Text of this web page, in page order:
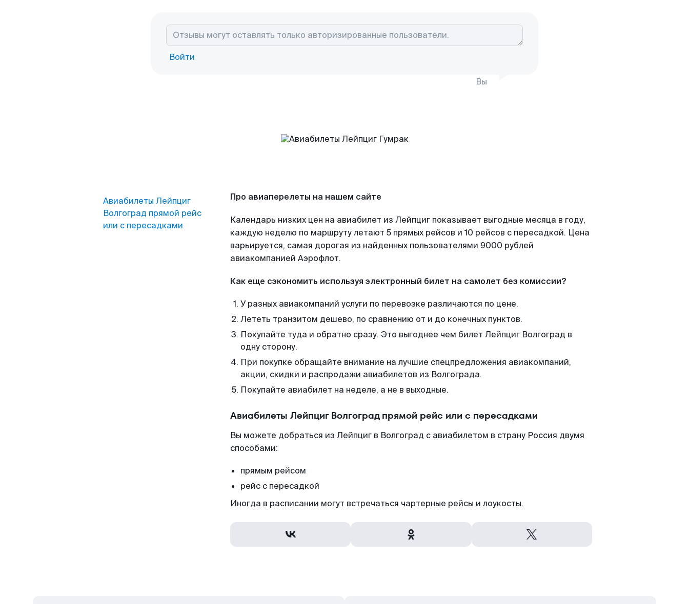
Войти
Вы
Авиабилеты Лейпциг
Волгоград прямой рейс
или с пересадками
Про авиаперелеты на нашем сайте
Календарь низких цен на авиабилет из Лейпциг показывает выгодные месяца в году,
каждую неделю по маршруту летают 5 прямых рейсов и 10 рейсов с пересадкой. Цена
варьируется, самая дорогая из найденных пользователями 9000 рублей
авиакомпанией Аэрофлот.
Как еще сэкономить используя электронный билет на самолет без комиссии?
У разных авиакомпаний услуги по перевозке различаются по цене.
Лететь транзитом дешево, по сравнению от и до конечных пунктов.
Покупайте туда и обратно сразу. Это выгоднее чем билет Лейпциг Волгоград в
одну сторону.
При покупке обращайте внимание на лучшие спецпредложения авиакомпаний,
акции, скидки и распродажи авиабилетов из Волгограда.
Покупайте авиабилет на неделе, а не в выходные.
Авиабилеты Лейпциг Волгоград прямой рейс или с пересадками
Вы можете добраться из Лейпциг в Волгоград с авиабилетом в страну Россия двумя
способами:
прямым рейсом
рейс с пересадкой
Иногда в расписании могут встречаться чартерные рейсы и лоукосты.